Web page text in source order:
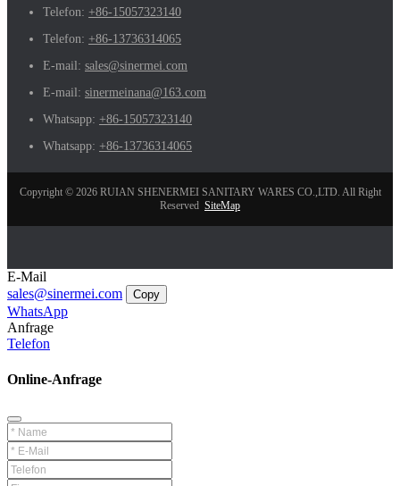
Telefon: +86-15057323140
Telefon: +86-13736314065
E-mail: sales@sinermei.com
E-mail: sinermeinana@163.com
Whatsapp: +86-15057323140
Whatsapp: +86-13736314065
Copyright © 2026 RUIAN SHENERMEI SANITARY WARES CO.,LTD. All Right
Reserved SiteMap
E-Mail
sales@sinermei.com
Copy
WhatsApp
Anfrage
Telefon
Online-Anfrage